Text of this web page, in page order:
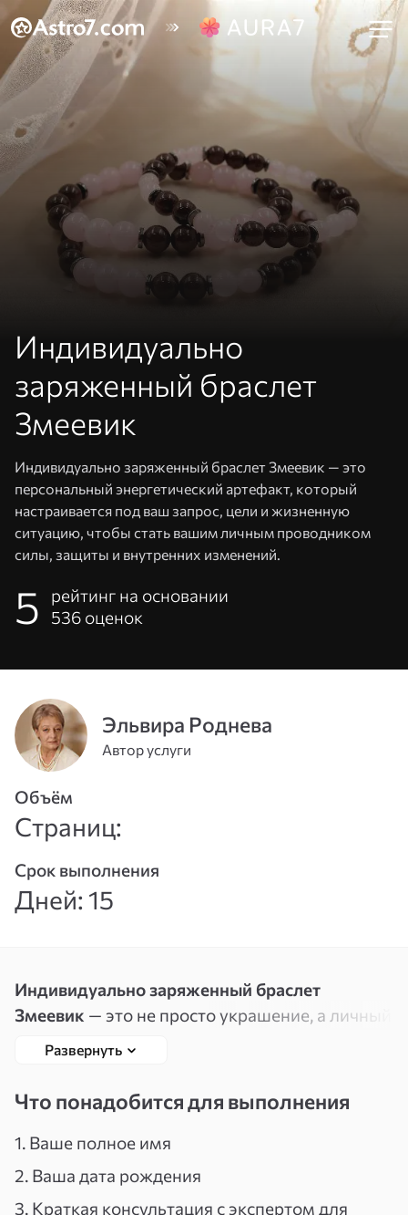
Адрес
или
телефон
Пароль
Войти
Вспомнить
пароль
Индивидуально
заряженный браслет
Змеевик
Индивидуально заряженный браслет Змеевик — это
персональный энергетический артефакт, который
настраивается под ваш запрос, цели и жизненную
ситуацию, чтобы стать вашим личным проводником
силы, защиты и внутренних изменений.
5
рейтинг на основании
536 оценок
Эльвира Роднева
Автор услуги
Объём
Страниц:
Срок выполнения
Дней: 15
Индивидуально заряженный браслет
Змеевик — это не просто украшение, а личный
энергетический артефакт, сила которого
раскрывается в момент вашего запроса. Его
энергия пробуждается через индивидуальную
настройку, проводимую специально для вас, с
учётом вашего имени, даты рождения и той
цели, которую вы хотите пригласить в свою
Развернуть
Что понадобится для выполнения
1. Ваше полное имя
2. Ваша дата рождения
3. Краткая консультация с экспертом для